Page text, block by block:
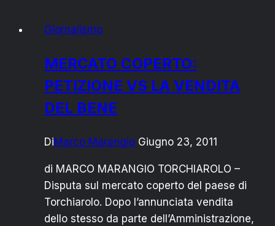
SOSTATO
ROCA
CON
NEL
AC
Giornalismo
MERCATO COPERTO:
PETIZIONE VS LA VENDITA
DEL BENE
DiMarco Marangio Giugno 23, 2011
di MARCO MARANGIO TORCHIAROLO –
Disputa sul mercato coperto del paese di
Torchiarolo. Dopo l’annunciata vendita
dello stesso da parte dell’Amministrazione,